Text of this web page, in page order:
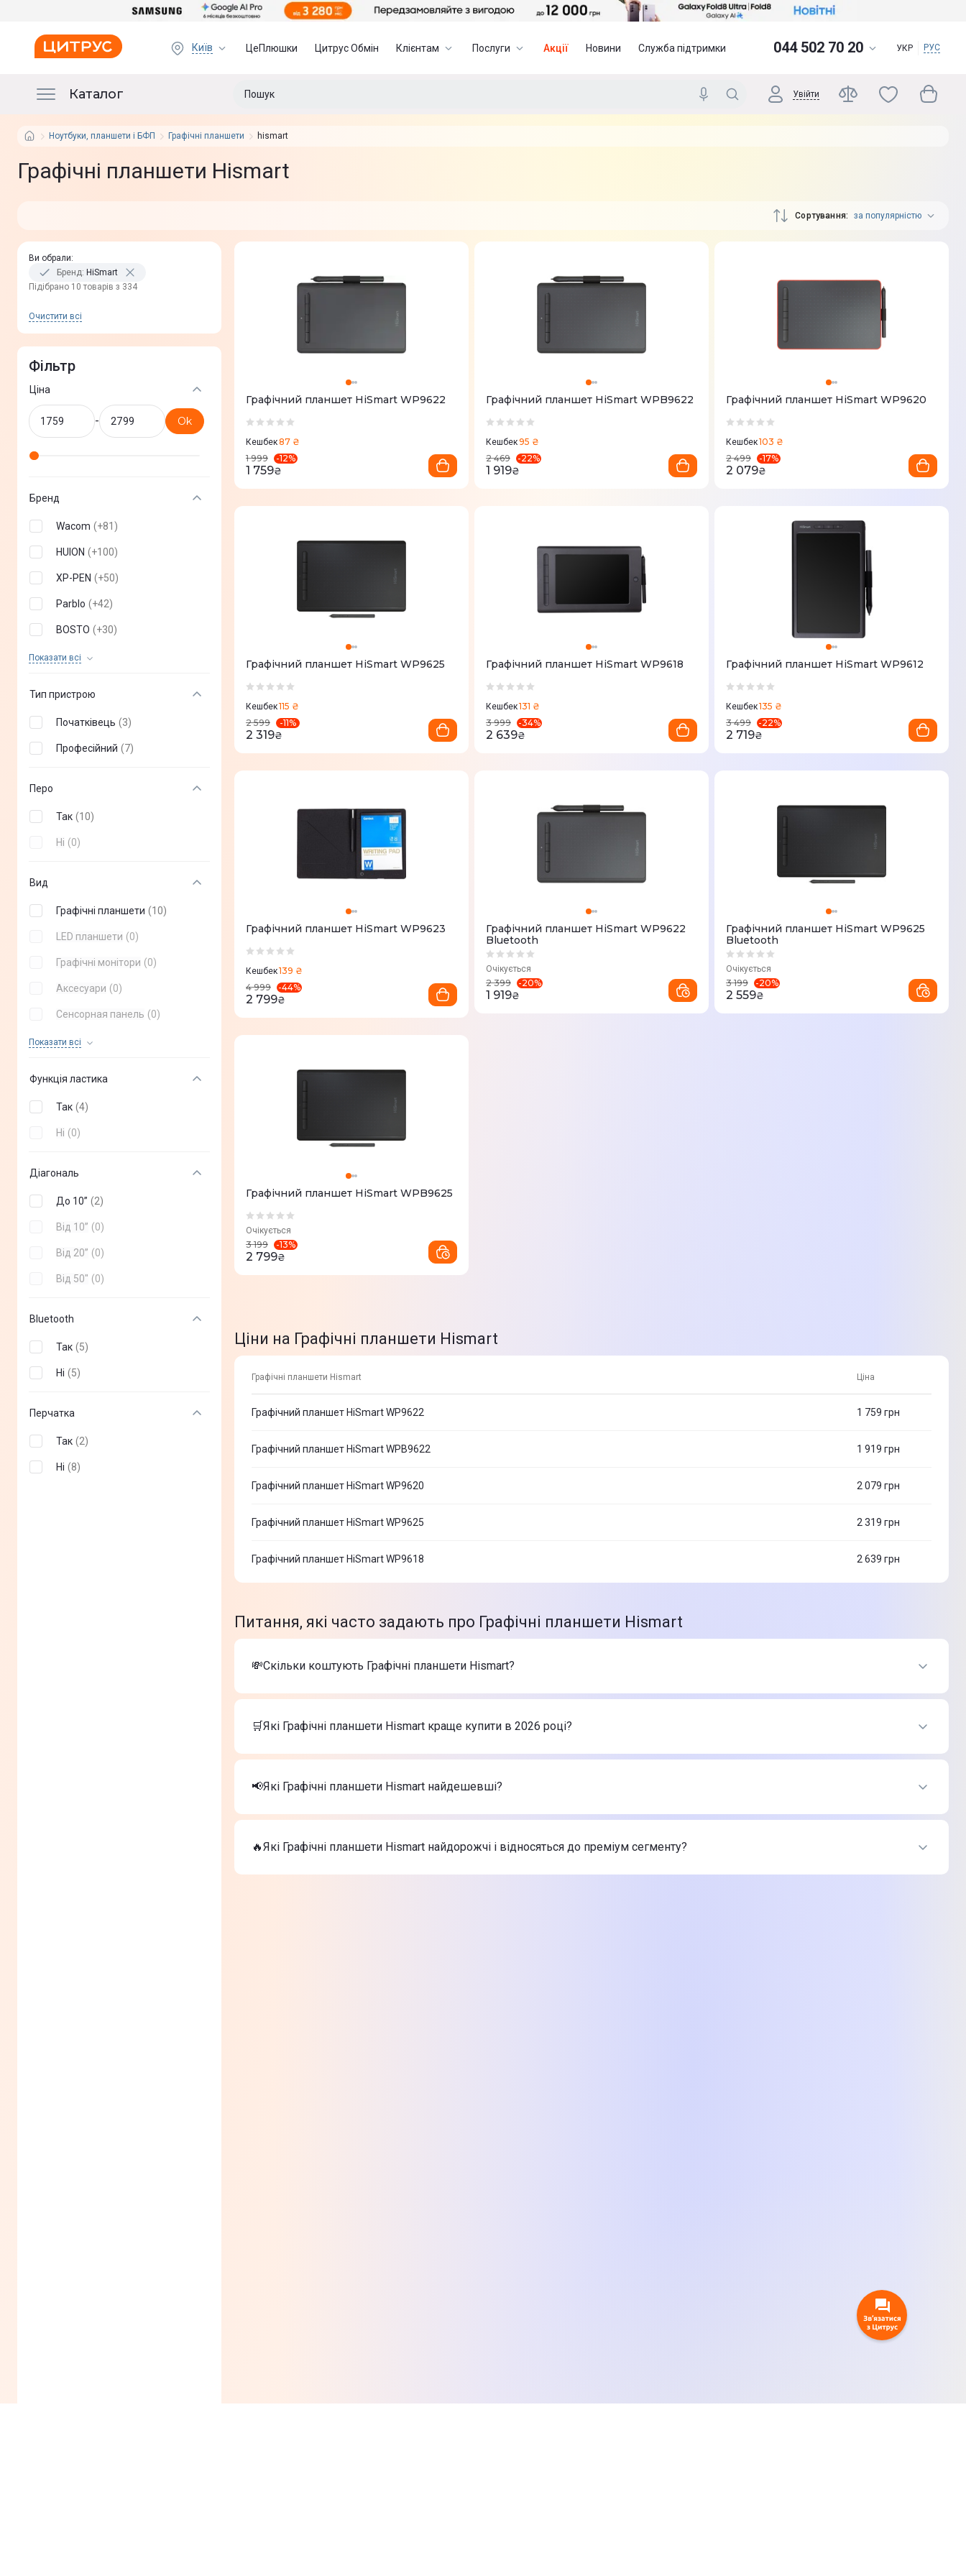
Київ ЦеПлюшки Цитрус Обмін Клієнтам Послуги Акції Новини Служба підтримки 044 502 70 20 УКР РУС
Каталог Увійти
Ноутбуки, планшети і БФП Графічні планшети hismart
Графічні планшети Hismart
Сортування за популярністю
Ви обрали:
Бренд: HiSmart
Пiдiбрано 10 товарів з 334
Очистити всi
Фільтр
Ціна
- Ok
Бренд
Wacom (+81 )
HUION (+100)
XP-PEN (+50)
Parblo (+42)
BOSTO (+30)
Показати всi
VEIKK (+
Тип пристрою
Початківець (3)
Професійний (7)
Перо
Так (10)
Ні (0)
Вид
Графічні планшети (10)
LED планшети (0)
Графічні монітори (0)
Аксесуари (0)
Сенсорная панель (0)
Показати всiСмарт-панель
Функція ластика
Так (4)
Ні (0)
Діагональ
До 10” (2)
Від 10” (0)
Від 20” (0)
Від 50" (0)
Bluetooth
Так (5)
Ні (5)
Перчатка
Так (2)
Ні (8)
Графічний планшет HiSmart WP9622
Кешбек87 ₴
1 999
-12%
1 759₴
Графічний планшет HiSmart WPB9622
Кешбек95 ₴
2 469
-22%
1 919₴
Графічний планшет HiSmart WP9620
Кешбек103 ₴
2 499
-17%
2 079₴
Графічний планшет HiSmart WP9625
Кешбек115 ₴
2 599
-11%
2 319₴
Графічний планшет HiSmart WP9618
Кешбек131 ₴
3 999
-34%
2 639₴
Графічний планшет HiSmart WP9612
Кешбек135 ₴
3 499
-22%
2 719₴
Графічний планшет HiSmart WP9623
Кешбек139 ₴
4 999
-44%
2 799₴
Графічний планшет HiSmart WP9622
Bluetooth
Очікується
2 399 -20%
1 919₴
Графічний планшет HiSmart WP9625
Bluetooth
Очікується
3 199 -20%
2 559₴
Графічний планшет HiSmart WPB9625
Очікується
3 199 -13%
2 799₴
Ціни на Графічні планшети Hismart
Графічні планшети Hismart Ціна
Графічний планшет HiSmart WP9622 1 759 грн
Графічний планшет HiSmart WPB9622 1 919 грн
Графічний планшет HiSmart WP9620 2 079 грн
Графічний планшет HiSmart WP9625 2 319 грн
Графічний планшет HiSmart WP9618 2 639 грн
Питання, які часто задають про Графічні планшети Hismart
💸Скільки коштують Графічні планшети Hismart?
Вартість товарів в категорії Графічні планшети Hismart в інтернет-магазині Цитрус
Графічний планшет HiSmart WP9622- 1 759 ₴
Графічний планшет HiSmart WP9620- 2 079 ₴
🛒Які Графічні планшети Hismart краще купити в 2026 році?
Найкращі Графічні планшети Hismart в 2026 році на думку інтернет-магазину Цитрус
Графічний планшет HiSmart WP9622- 1 759 ₴
Графічний планшет HiSmart WP9620- 2 079 ₴
📢Які Графічні планшети Hismart найдешевші?
На сьогодні найдешевші Графічні планшети Hismart
Графічний планшет HiSmart WP9622- 1 759 ₴
Графічний планшет HiSmart WP9620- 2 079 ₴
🔥Які Графічні планшети Hismart найдорожчі і відносяться до преміум сегменту?